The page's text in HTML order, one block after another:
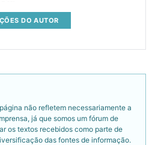
DO AUTOR
não refletem necessariamente a
já que somos um fórum de
os textos recebidos como parte de
das fontes de informação.